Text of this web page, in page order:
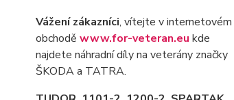
Vážení zákazníci, vítejte v internetovém
obchodě www.for-veteran.eu kde
najdete náhradní díly na veterány značky
ŠKODA a TATRA.